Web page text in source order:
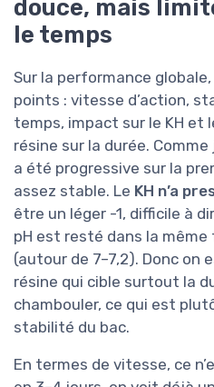
douce, mais
le temps
Sur la performance
points : vitesse d’action,
temps, impact sur le KH et
résine sur la durée.
a été progressive sur la
assez stable. Le KH n’a
être un léger -1, difficile à
pH est resté dans la
(autour de 7–7,2). Donc on
résine qui cible surtout la
chambouler, ce qui est
stabilité du bac.
En termes de vitesse, ce